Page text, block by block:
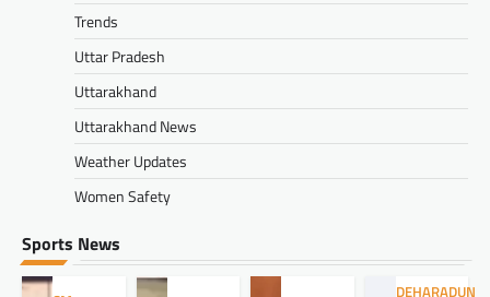
Trends
Uttar Pradesh
Uttarakhand
Uttarakhand News
Weather Updates
Women Safety
Sports News
DEHARADUN